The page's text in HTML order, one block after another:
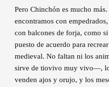
Pero Chinchón es mucho
encontramos con
con balcones de forja, como
puesto de acuerdo para
medieval. No faltan ni los
sirve de tiovivo muy vivo—,
venden ajos y orujo, y los